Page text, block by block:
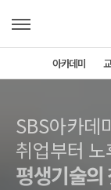
아카데미
SBS아카데
취업부터
평생기술의
SBS아카데